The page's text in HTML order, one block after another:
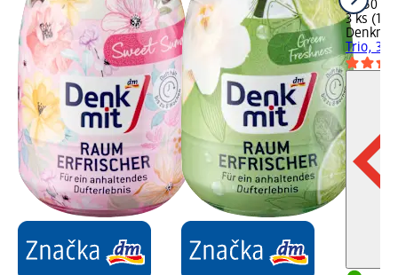
39,50 Kč
3 ks
Denkmit
Trio, 3 ks